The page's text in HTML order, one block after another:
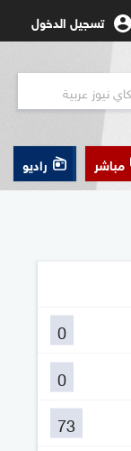
تسجيل الدخول
مباشر راديو
0
0
73